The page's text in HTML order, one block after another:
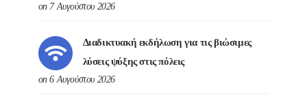
on 7 Αυγούστου 2026
Διαδικτυακή εκδήλωση για τις βιώσιμες
λύσεις ψύξης στις πόλεις
on 6 Αυγούστου 2026